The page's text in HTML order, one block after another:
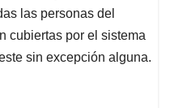
las personas del
cubiertas por el sistema
sin excepción alguna.